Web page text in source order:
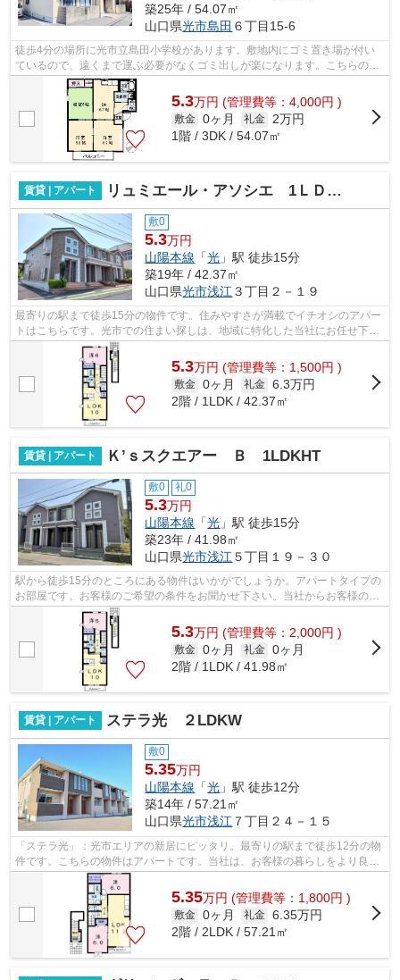
築25年 / 54.07㎡
山口県光市島田 ６丁目15-6
徒歩4分の場所に光市立島田小学校があります。敷地内にゴミ置き場が付い
ているので、遠くまで運ぶ必要がなくゴミ出しが楽になります。こちらの物
件はアパートです。光市エリアの物件量...
5.3万円 (管理費等：4,000円 )
敷金 0ヶ月 礼金 2万円
1階 / 3DK / 54.07㎡
賃貸 | アパート リュミエール・アソシエ 1ＬＤＫＨＴ
敷0
5.3万円
山陽本線 「光 」駅 徒歩15分
築19年 / 42.37㎡
山口県光市浅江 ３丁目２－１９
最寄りの駅まで徒歩15分の物件です。住みやすさが満載でイチオシのアパー
トはこちらです。光市での住まい探しは、地域に特化した当社にお任せ下さ
い！お客様のご希望に適した物件のご...
5.3万円 (管理費等：1,500円 )
敷金 0ヶ月 礼金 6.3万円
2階 / 1LDK / 42.37㎡
賃貸 | アパート Ｋ’ｓスクエアー Ｂ 1LDKHT
敷0 礼0
5.3万円
山陽本線 「光 」駅 徒歩15分
築23年 / 41.98㎡
山口県光市浅江 ５丁目１９－３０
駅から徒歩15分のところにある物件はいかがでしょうか。アパートタイプの
お部屋です。お客様のご希望の条件をお聞かせ下さい。当社からお客様のお
求めの条件に合った物件をご紹介させ...
5.3万円 (管理費等：2,000円 )
敷金 0ヶ月 礼金 0ヶ月
2階 / 1LDK / 41.98㎡
賃貸 | アパート ステラ光 ２LDKW
敷0
5.35万円
山陽本線 「光 」駅 徒歩12分
築14年 / 57.21㎡
山口県光市浅江 ７丁目２４－１５
「ステラ光」：光市エリアの新居にピッタリ。最寄りの駅まで徒歩12分の物
件です。こちらの物件はアパートです。当社は、お客様の暮らしをより良い
ものにするため、こだわりやニーズに...
5.35万円 (管理費等：1,800円 )
敷金 0ヶ月 礼金 6.35万円
2階 / 2LDK / 57.21㎡